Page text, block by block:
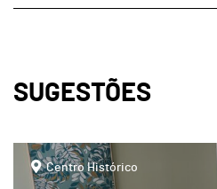
SUGESTÕES
page
Centro Histórico